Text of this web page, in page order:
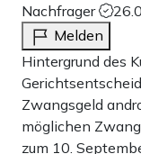
Nachfrager
Melden
Hintergrund des
Zwangsgeld
möglichen
zum 10.